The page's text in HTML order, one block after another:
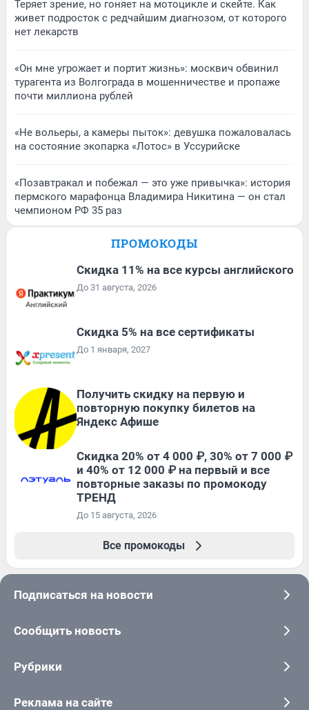
Теряет зрение, но гоняет на мотоцикле и скейте. Как
живет подросток с редчайшим диагнозом, от которого
нет лекарств
«Он мне угрожает и портит жизнь»: москвич обвинил
турагента из Волгограда в мошенничестве и пропаже
почти миллиона рублей
«Не вольеры, а камеры пыток»: девушка пожаловалась
на состояние экопарка «Лотос» в Уссурийске
«Позавтракал и побежал — это уже привычка»: история
пермского марафонца Владимира Никитина — он стал
чемпионом РФ 35 раз
ПРОМОКОДЫ
Скидка 11% на все курсы английского
До 31 августа, 2026
Скидка 5% на все сертификаты
До 1 января, 2027
Получить скидку на первую и
повторную покупку билетов на
Яндекс Афише
Скидка 20% от 4 000 ₽, 30% от 7 000 ₽
и 40% от 12 000 ₽ на первый и все
повторные заказы по промокоду
ТРЕНД
До 15 августа, 2026
Все промокоды
Подписаться на новости
Сообщить новость
Рубрики
Реклама на сайте